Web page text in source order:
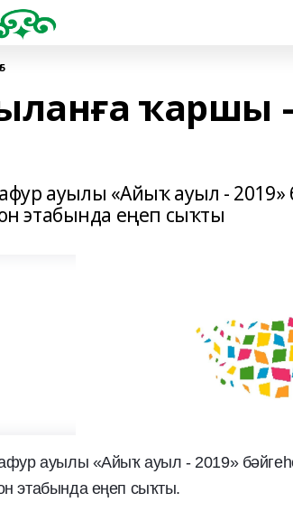
ҡаршы
ауылы «Айыҡ ауыл - 2019»
этабында еңеп сыҡты
ауылы «Айыҡ ауыл - 2019»
этабында еңеп сыҡты.